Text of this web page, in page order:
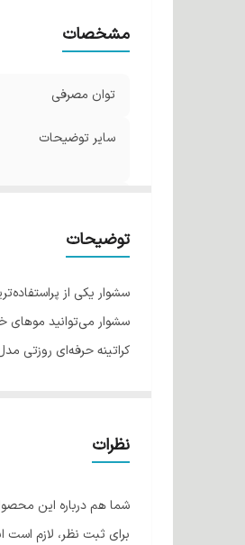
مشخصات
توان مصرفی
سایر توضیحات
توضیحات
سشوار یکی از
سشوار می‌توانید موهای
نظرات
شما هم درباره این
برای ثبت نظر، لازم است